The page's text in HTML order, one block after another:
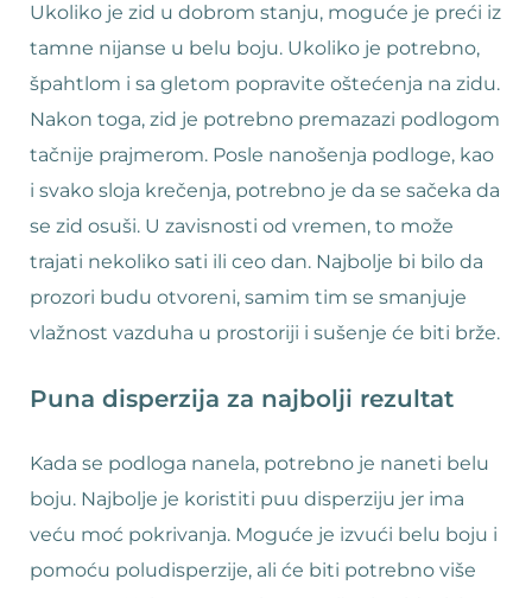
Ukoliko je zid u dobrom stanju, moguće je preći iz
tamne nijanse u belu boju. Ukoliko je potrebno,
špahtlom i sa gletom popravite oštećenja na zidu.
Nakon toga, zid je potrebno premazazi podlogom
tačnije prajmerom. Posle nanošenja podloge, kao
i svako sloja krečenja, potrebno je da se sačeka da
se zid osuši. U zavisnosti od vremen, to može
trajati nekoliko sati ili ceo dan. Najbolje bi bilo da
prozori budu otvoreni, samim tim se smanjuje
vlažnost vazduha u prostoriji i sušenje će biti brže.
Puna disperzija za najbolji rezultat
Kada se podloga nanela, potrebno je naneti belu
boju. Najbolje je koristiti puu disperziju jer ima
veću moć pokrivanja. Moguće je izvući belu boju i
pomoću poludisperzije, ali će biti potrebno više